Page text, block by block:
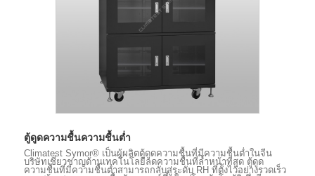
ตู้ดูดความชื้นความชื้นต่ำ
Climatest Symor® เป็นผู้ผลิตตู้ดูดความชื้นที่มีความชื้นต่ำในจีน
บริษัทเชี่ยวชาญด้านเทคโนโลยีลดความชื้นที่ล้ำหน้าที่สุด ตู้ดูด
ความชื้นที่มีความชื้นต่ำสามารถกลับสู่ระดับ RH ที่ตั้งไว้อย่างรวดเร็ว